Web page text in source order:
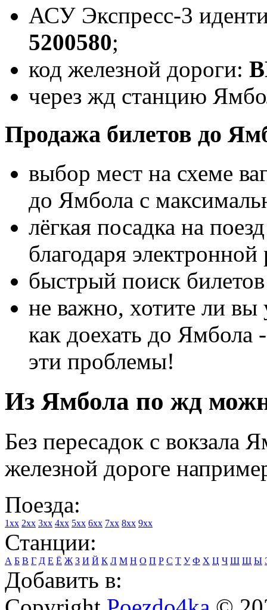
АСУ Экспресс-3
5200580;
код железной дороги:
через жд станцию
Продажа билетов до
выбор мест на схеме
до Ямбола с
лёгкая посадка на
благодаря
быстрый поиск
не важно, хотите ли вы
как доехать до
эти проблемы!
Из Ямбола по жд
Без пересадок с вокзала
железной дороге
Поезда:
1xx 2xx 3xx 4xx 5xx 6xx 7xx 8xx 9xx
Станции:
А Б В Г Д Е Ё Ж З И Й К Л М Н О П Р С Т У Ф Х Ц Ч Ш Щ Ы
Добавить в: